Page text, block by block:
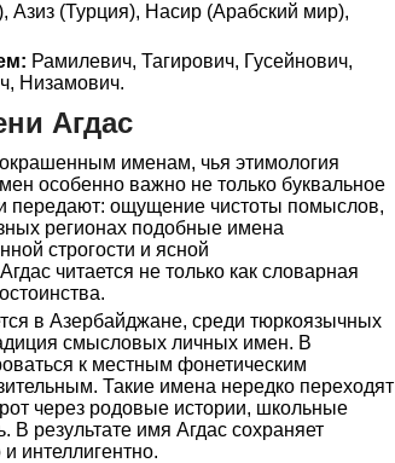
Азиз (Турция), Насир (Арабский мир),
Рамилевич, Тагирович, Гусейнович,
Низамович.
Агдас
окрашенным именам, чья этимология
особенно важно не только буквальное
передают: ощущение чистоты помыслов,
регионах подобные имена
строгости и ясной
читается не только как словарная
в Азербайджане, среди тюркоязычных
смысловых личных имен. В
к местным фонетическим
Такие имена нередко переходят
через родовые истории, школьные
результате имя Агдас сохраняет
интеллигентно.